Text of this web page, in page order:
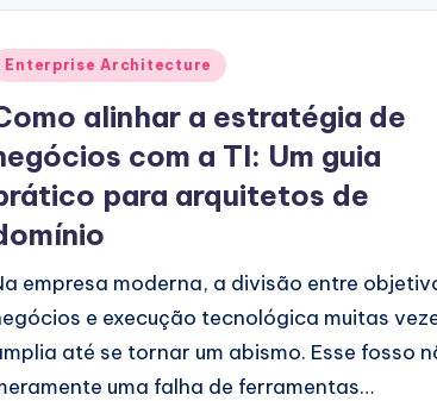
Enterprise Architecture
alinhar a estratégia de
com a TI: Um guia
para arquitetos de
empresa moderna, a divisão entre
e execução tecnológica muitas
até se tornar um abismo. Esse fosso
uma falha de ferramentas…